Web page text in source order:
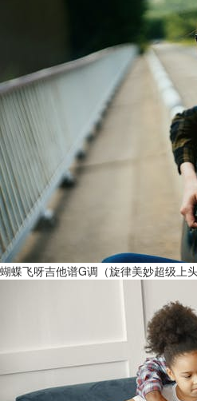
蝴蝶飞呀吉他谱G调（旋律美妙超级上